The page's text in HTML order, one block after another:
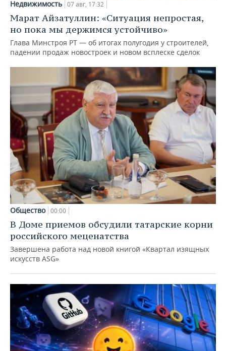
Недвижимость 07 авг, 17:32
Марат Айзатуллин: «Ситуация непростая,
но пока мы держимся устойчиво»
Глава Минстроя РТ — об итогах полугодия у строителей,
падении продаж новостроек и новом всплеске сделок
Общество 00:00
В Доме приемов обсудили татарские корни
российского меценатства
Завершена работа над новой книгой «Квартал изящных
искусств ASG»